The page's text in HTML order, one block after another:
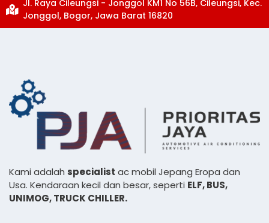
Jl. Raya Cileungsi - Jonggol KM1 No 56B, Cileungsi, Kec.
Jonggol, Bogor, Jawa Barat 16820
Kami adalah specialist ac mobil Jepang Eropa dan
Usa. Kendaraan kecil dan besar, seperti ELF, BUS,
UNIMOG, TRUCK CHILLER.